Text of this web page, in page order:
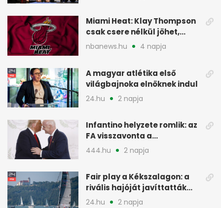
Miami Heat: Klay Thompson
csak csere nélkül jöhet,
kivárnak
nbanews.hu 4 napja
A magyar atlétika első
világbajnoka elnöknek indul
24.hu 2 napja
Infantino helyzete romlik: az
FA visszavonta a
támogatását, jöhet a
444.hu 2 napja
Fair play a Kékszalagon: a
rivális hajóját javíttatták
meg
24.hu 2 napja